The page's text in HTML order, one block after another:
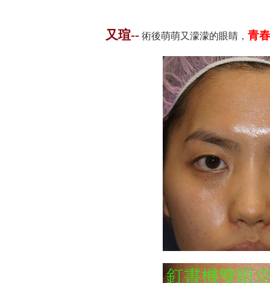
又瑄-- 術後萌萌又濛濛的眼睛， 青